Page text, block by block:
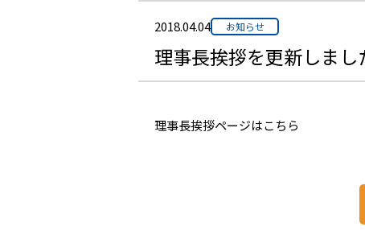
2018.04.04 お知らせ
理事長挨拶を更新しまし
理事長挨拶ページはこちら